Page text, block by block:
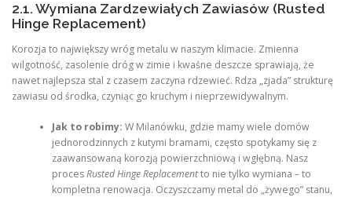
2.1. Wymiana Zardzewiałych Zawiasów (Rusted
Hinge Replacement)
Korozja to największy wróg metalu w naszym klimacie. Zmienna
wilgotność, zasolenie dróg w zimie i kwaśne deszcze sprawiają, że
nawet najlepsza stal z czasem zaczyna rdzewieć. Rdza „zjada” strukturę
zawiasu od środka, czyniąc go kruchym i nieprzewidywalnym.
Jak to robimy: W Milanówku, gdzie mamy wiele domów
jednorodzinnych z kutymi bramami, często spotykamy się z
zaawansowaną korozją powierzchniową i wgłębną. Nasz
procesRusted Hinge Replacementto nie tylko wymiana – to
kompletna renowacja. Oczyszczamy metal do „żywego” stanu,